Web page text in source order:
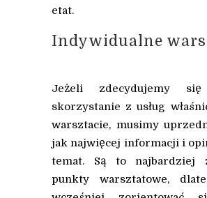
etat.
Indywidualne
Jeżeli zdecydujemy
skorzystanie z usług
warsztacie, musimy
jak najwięcej informacji i
temat. Są to najbardziej
punkty warsztatowe,